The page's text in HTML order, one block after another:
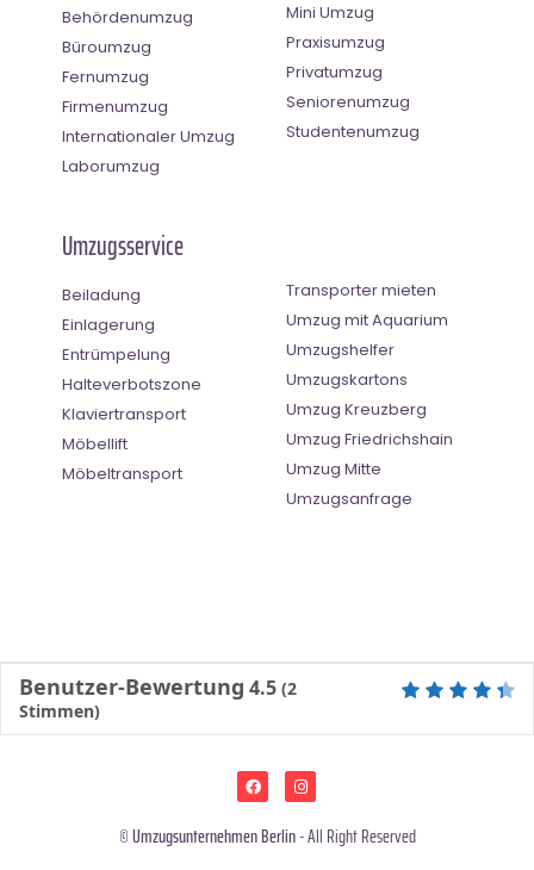
Behördenumzug
Büroumzug
Fernumzug
Firmenumzug
Internationaler Umzug
Laborumzug
Mini Umzug
Praxisumzug
Privatumzug
Seniorenumzug
Studentenumzug
Umzugsservice
Beiladung
Einlagerung
Entrümpelung
Halteverbotszone
Klaviertransport
Möbellift
Möbeltransport
Transporter mieten
Umzug mit Aquarium
Umzugshelfer
Umzugskartons
Umzug Kreuzberg
Umzug Friedrichshain
Umzug Mitte
Umzugsanfrage
Benutzer-Bewertung 4.5 (2
Stimmen)
©Umzugsunternehmen Berlin- All Right Reserved